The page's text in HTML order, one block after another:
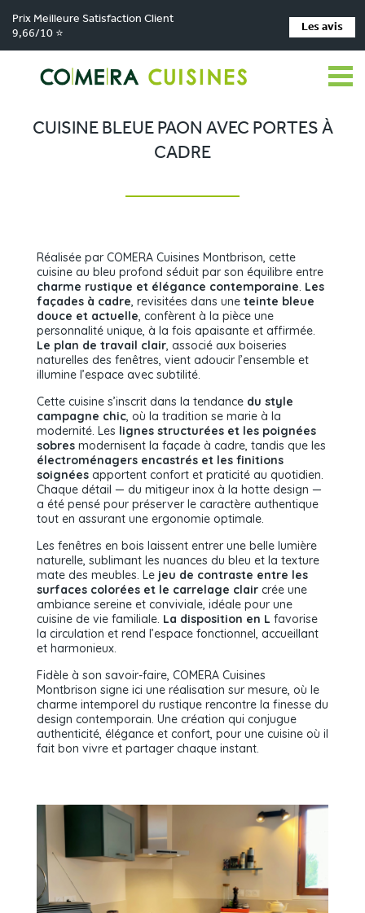
Prix Meilleure Satisfaction Client
9,66/10 ⭐
Les avis
Comera Cuisines > Nos magasins de cuisine > Cuisiniste MONTBRISON >
Réalisations > Cuisine bleue paon avec portes à cadre
CUISINE BLEUE PAON AVEC PORTES À
CADRE
Réalisée par COMERA Cuisines Montbrison, cette
cuisine au bleu profond séduit par son équilibre entre
charme rustique et élégance contemporaine. Les
façades à cadre, revisitées dans une teinte bleue
douce et actuelle, confèrent à la pièce une
personnalité unique, à la fois apaisante et affirmée.
Le plan de travail clair, associé aux boiseries
naturelles des fenêtres, vient adoucir l’ensemble et
illumine l’espace avec subtilité.
Cette cuisine s’inscrit dans la tendance du style
campagne chic, où la tradition se marie à la
modernité. Les lignes structurées et les poignées
sobres modernisent la façade à cadre, tandis que les
électroménagers encastrés et les finitions
soignées apportent confort et praticité au quotidien.
Chaque détail — du mitigeur inox à la hotte design —
a été pensé pour préserver le caractère authentique
tout en assurant une ergonomie optimale.
Les fenêtres en bois laissent entrer une belle lumière
naturelle, sublimant les nuances du bleu et la texture
mate des meubles. Le jeu de contraste entre les
surfaces colorées et le carrelage clair crée une
ambiance sereine et conviviale, idéale pour une
cuisine de vie familiale. La disposition en L favorise
la circulation et rend l’espace fonctionnel, accueillant
et harmonieux.
Fidèle à son savoir-faire, COMERA Cuisines
Montbrison signe ici une réalisation sur mesure, où le
charme intemporel du rustique rencontre la finesse du
design contemporain. Une création qui conjugue
authenticité, élégance et confort, pour une cuisine où il
fait bon vivre et partager chaque instant.